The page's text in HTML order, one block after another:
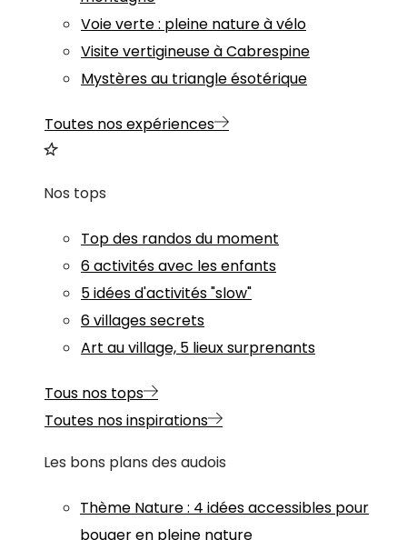
Voie verte : pleine nature à vélo
Visite vertigineuse à Cabrespine
Mystères au triangle ésotérique
Toutes nos expériences
Nos tops
Top des randos du moment
6 activités avec les enfants
5 idées d'activités "slow"
6 villages secrets
Art au village, 5 lieux surprenants
Tous nos tops
Toutes nos inspirations
Les bons plans des audois
Thème Nature: 4 idées accessibles pour
bouger en pleine nature